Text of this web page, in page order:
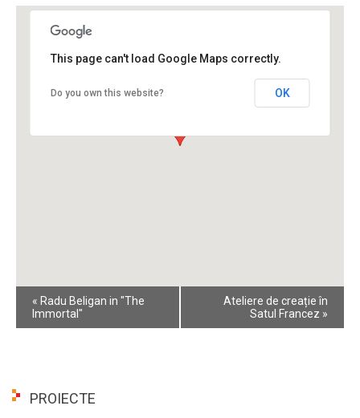
This page can't load Google Maps correctly.
Do you own this website? OK
Event
Navigation
« Radu Beligan in "The
Immortal"
Ateliere de creație în
Satul Francez »
PROIECTE